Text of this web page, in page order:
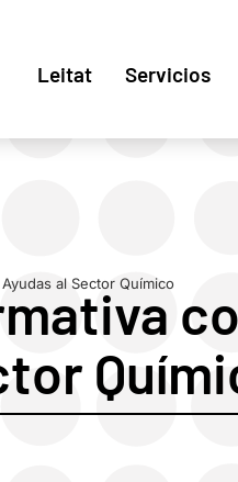
Leitat Servicios
al Sector Químico